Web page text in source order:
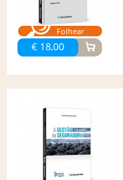
Folhear
€ 18,00